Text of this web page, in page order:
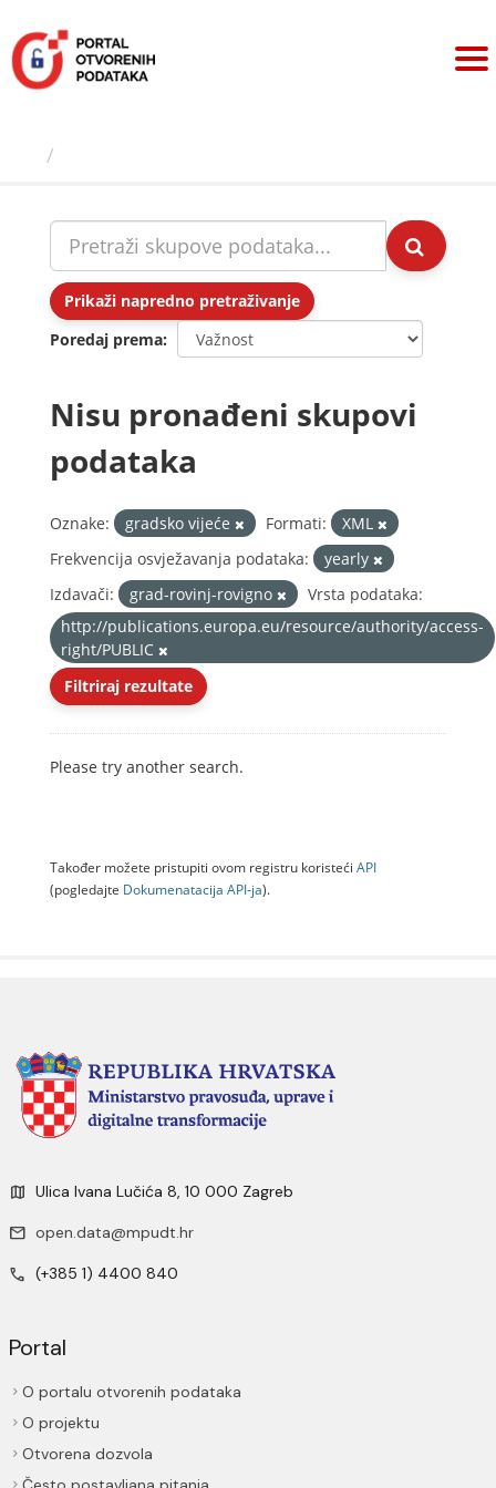
sadržaj
Prikaži napredno pretraživanje
Poredaj prema
Nisu pronađeni skupovi
podataka
Oznake: gradsko vijeće Formati:
XML
Frekvencija osvježavanja podataka:
yearly
Izdavači:
grad-rovinj-rovigno
Vrsta podataka:
http://publications.europa.eu/resource/authority/access-
right/PUBLIC
Filtriraj rezultate
Please try another search.
Također možete pristupiti ovom registru koristeći API
(pogledajte Dokumenаtаcijа API-jа).